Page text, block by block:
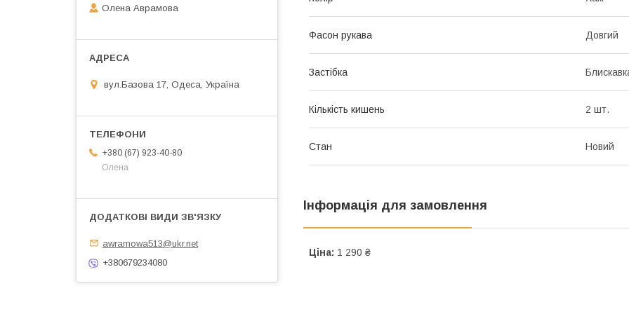
Фасон рукава Довгий
Застібка
Кількість кишень 2 шт.
Стан Новий
Інформація для замовлення
Ціна: 1 290 ₴
Олена Аврамова
вул.Базова 17, Одеса, Україна
+380 (67) 923-40-80
Олена
awramowa513@ukr.net
+380679234080